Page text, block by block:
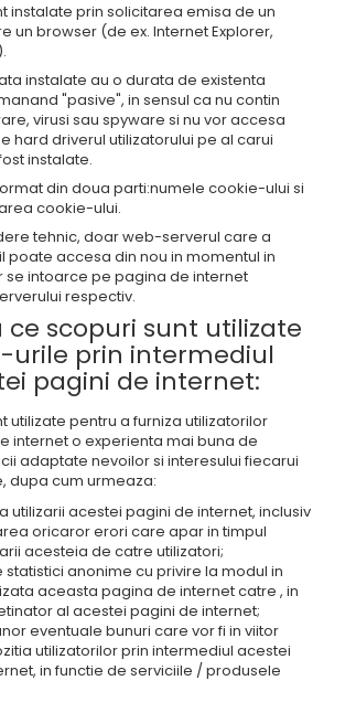
instalate prin solicitarea emisa de un
un browser (de ex. Internet Explorer,
instalate au o durata de existenta
"pasive", in sensul ca nu contin
virusi sau spyware si nu vor accesa
hard driverul utilizatorului pe al carui
instalate.
din doua parti:numele cookie-ului si
cookie-ului.
tehnic, doar web-serverul care a
poate accesa din nou in momentul in
se intoarce pe pagina de internet
respectiv.
ce scopuri sunt utilizate
urile prin intermediul
pagini de internet:
utilizate pentru a furniza utilizatorilor
internet o experienta mai buna de
adaptate nevoilor si interesului fiecarui
dupa cum urmeaza:
utilizarii acestei pagini de internet, inclusiv
oricaror erori care apar in timpul
acesteia de catre utilizatori;
anonime cu privire la modul in
aceasta pagina de internet catre , in
al acestei pagini de internet;
eventuale bunuri care vor fi in viitor
utilizatorilor prin intermediul acestei
in functie de serviciile / produsele